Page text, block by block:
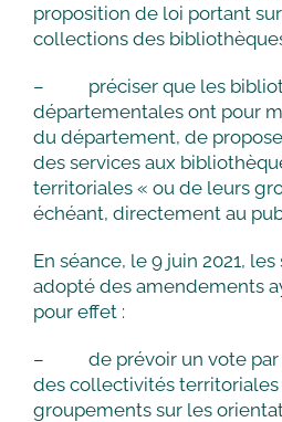
proposition de loi portant
collections des
– préciser que les
départementales ont pour
du département, de
des services aux
territoriales « ou de leurs
échéant, directement au
En séance, le 9 juin 2021,
adopté des amendements
pour effet :
– de prévoir un vote par
des collectivités
groupements sur les